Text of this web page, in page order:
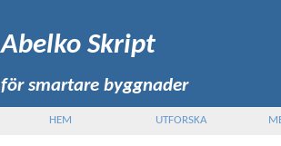
Abelko Skript
för smartare byggnader
HEM UTFORSKA